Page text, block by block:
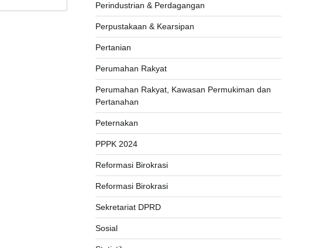
Perindustrian & Perdagangan
Perpustakaan & Kearsipan
Pertanian
Perumahan Rakyat
Perumahan Rakyat, Kawasan Permukiman dan
Pertanahan
Peternakan
PPPK 2024
Reformasi Birokrasi
Reformasi Birokrasi
Sekretariat DPRD
Sosial